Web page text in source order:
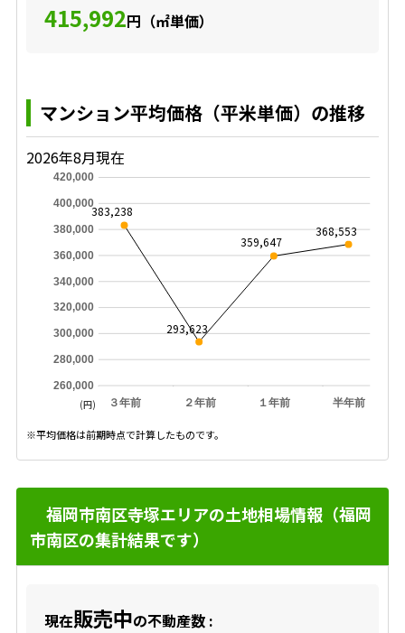
415,992円（㎡単価）
マンション平均価格（平米単価）の推移
2026年8月現在
３年前 ２年前 １年前 半年前
260,000
280,000
300,000
320,000
340,000
360,000
380,000
400,000
420,000
383,238
293,623
359,647
368,553
(円)
※平均価格は前期時点で計算したものです。
福岡市南区寺塚エリアの土地相場情報（福岡
市南区の集計結果です）
現在販売中の不動産数 :